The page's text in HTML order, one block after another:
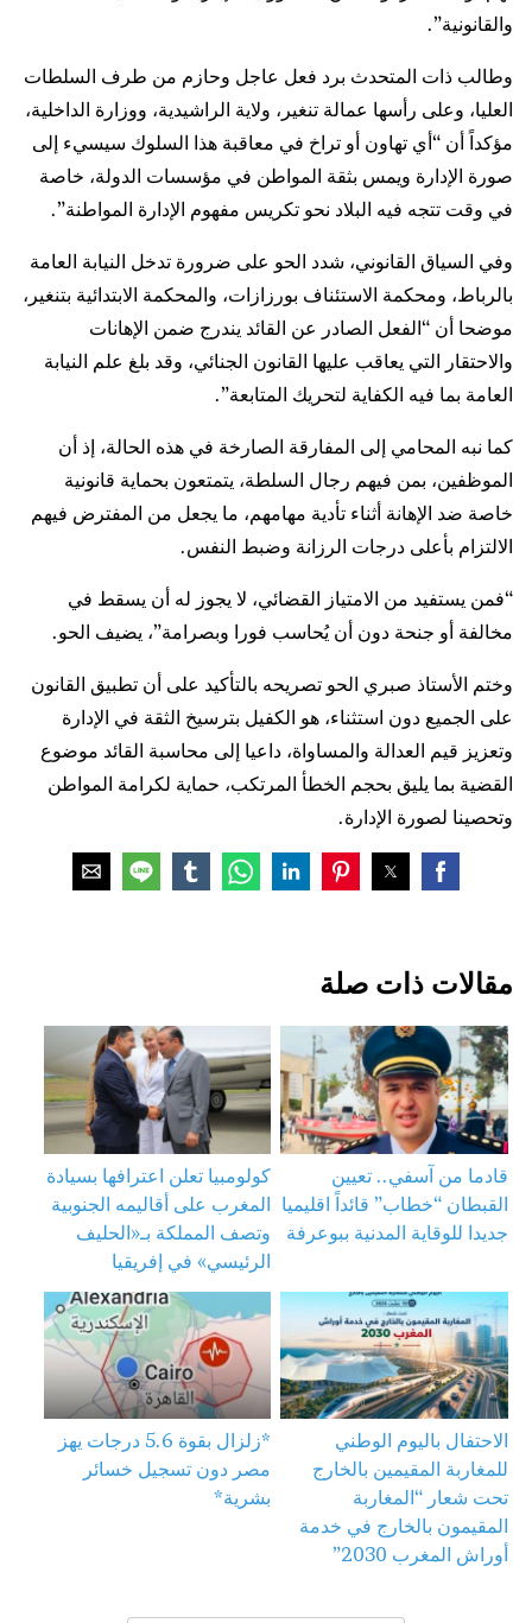
والقانونية”.
وطالب ذات المتحدث برد فعل عاجل وحازم من طرف السلطات
العليا، وعلى رأسها عمالة تنغير، ولاية الراشيدية، ووزارة الداخلية،
مؤكداً أن “أي تهاون أو تراخ في معاقبة هذا السلوك سيسيء إلى
صورة الإدارة ويمس بثقة المواطن في مؤسسات الدولة، خاصة
في وقت تتجه فيه البلاد نحو تكريس مفهوم الإدارة المواطنة”.
وفي السياق القانوني، شدد الحو على ضرورة تدخل النيابة العامة
بالرباط، ومحكمة الاستئناف بورزازات، والمحكمة الابتدائية بتنغير،
موضحا أن “الفعل الصادر عن القائد يندرج ضمن الإهانات
والاحتقار التي يعاقب عليها القانون الجنائي، وقد بلغ علم النيابة
العامة بما فيه الكفاية لتحريك المتابعة”.
كما نبه المحامي إلى المفارقة الصارخة في هذه الحالة، إذ أن
الموظفين، بمن فيهم رجال السلطة، يتمتعون بحماية قانونية
خاصة ضد الإهانة أثناء تأدية مهامهم، ما يجعل من المفترض فيهم
الالتزام بأعلى درجات الرزانة وضبط النفس.
“فمن يستفيد من الامتياز القضائي، لا يجوز له أن يسقط في
مخالفة أو جنحة دون أن يُحاسب فورا وبصرامة”، يضيف الحو.
وختم الأستاذ صبري الحو تصريحه بالتأكيد على أن تطبيق القانون
على الجميع دون استثناء، هو الكفيل بترسيخ الثقة في الإدارة
وتعزيز قيم العدالة والمساواة، داعيا إلى محاسبة القائد موضوع
القضية بما يليق بحجم الخطأ المرتكب، حماية لكرامة المواطن
وتحصينا لصورة الإدارة.
مقالات ذات صلة
قادما من آسفي.. تعيين
القبطان “خطاب” قائداً اقليميا
جديدا للوقاية المدنية ببوعرفة
كولومبيا تعلن اعترافها بسيادة
المغرب على أقاليمه الجنوبية
وتصف المملكة بـ«الحليف
الرئيسي» في إفريقيا
الاحتفال باليوم الوطني
للمغاربة المقيمين بالخارج
تحت شعار “المغاربة
المقيمون بالخارج في خدمة
أوراش المغرب 2030”
*زلزال بقوة 5.6 درجات يهز
مصر دون تسجيل خسائر
بشرية*